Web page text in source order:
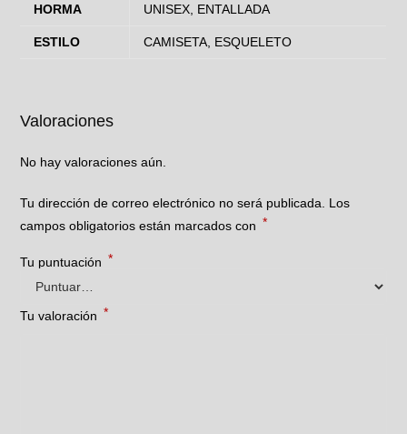
HORMA UNISEX, ENTALLADA
ESTILO CAMISETA, ESQUELETO
Valoraciones
No hay valoraciones aún.
Tu dirección de correo electrónico no será publicada. Los
campos obligatorios están marcados con *
Tu puntuación *
Tu valoración *